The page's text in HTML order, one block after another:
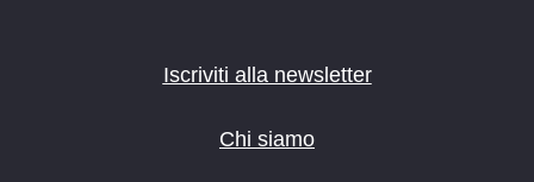
Iscriviti alla newsletter
Chi siamo